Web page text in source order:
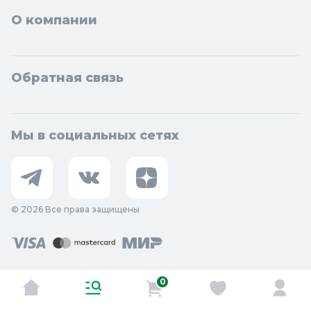
О компании
Обратная связь
Мы в социальных сетях
© 2026 Все права защищены
0